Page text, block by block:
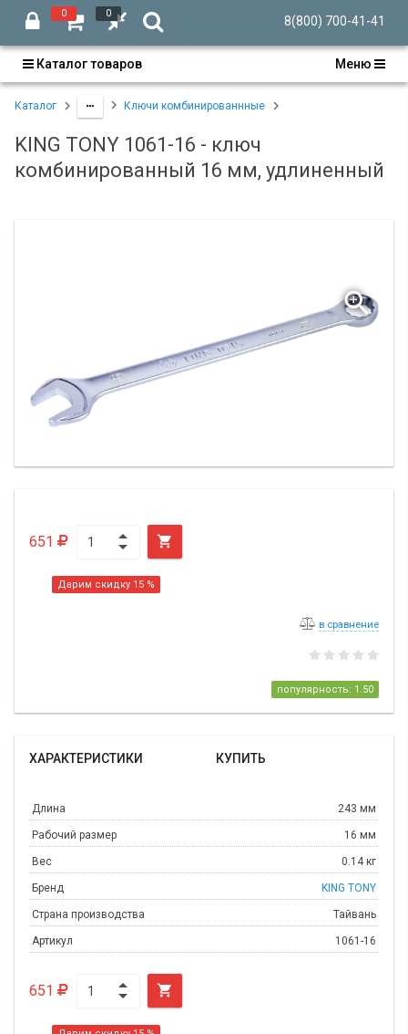
0 0
8(800) 700-41-41
Каталог товаров Меню
Каталог Ключи комбинированнные
KING TONY 1061-16 - ключ
комбинированный 16 мм, удлиненный
651 
Дарим скидку 15 %
в сравнение
популярность: 1.50
ХАРАКТЕРИСТИКИ КУПИТЬ
Длина 243 мм
Рабочий размер 16 мм
Вес 0.14 кг
Бренд KING TONY
Страна производства Тайвань
Артикул 1061-16
651 